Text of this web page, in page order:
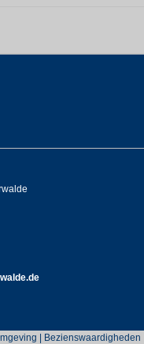
Bezienswaardigheden